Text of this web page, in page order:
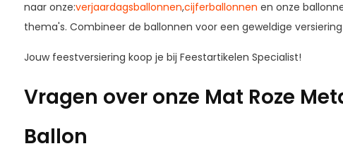
naar onze:verjaardagsballonnen,cijferballonnen en onze
thema's. Combineer de ballonnen voor een geweldige
Jouw feestversiering koop je bij Feestartikelen Specialist!
Vragen over onze Mat Roze
Ballon